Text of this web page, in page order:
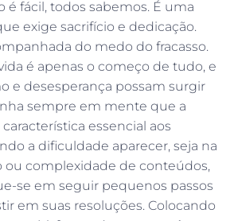
é fácil, todos sabemos. É uma
exige sacrifício e dedicação.
do medo do fracasso.
é apenas o começo de tudo, e
e desesperança possam surgir
sempre em mente que a
essencial aos
a dificuldade aparecer, seja na
ou complexidade de conteúdos,
se em seguir pequenos passos
em suas resoluções. Colocando